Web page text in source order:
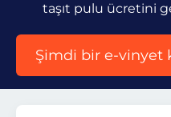
taşıt pulu ücretini
Şimdi bir e-vinyet